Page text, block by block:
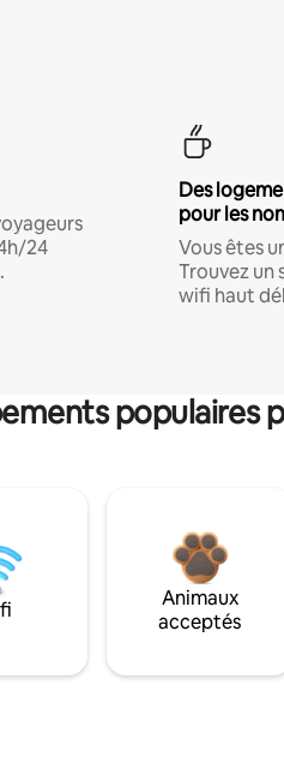
24
Des
pour les
Vous êtes
Trouvez un
wifi haut
populaires
Animaux
acceptés